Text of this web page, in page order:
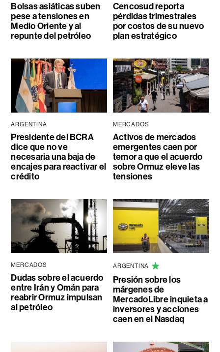
Bolsas asiáticas suben
pese a tensiones en
Medio Oriente y al
repunte del petróleo
Cencosud reporta
pérdidas trimestrales
por costos de su nuevo
plan estratégico
ARGENTINA
Presidente del BCRA
dice que no ve
necesaria una baja de
encajes para reactivar el
crédito
MERCADOS
Activos de mercados
emergentes caen por
temor a que el acuerdo
sobre Ormuz eleve las
tensiones
MERCADOS
Dudas sobre el acuerdo
entre Irán y Omán para
reabrir Ormuz impulsan
al petróleo
ARGENTINA
Presión sobre los
márgenes de
MercadoLibre inquieta a
inversores y acciones
caen en el Nasdaq